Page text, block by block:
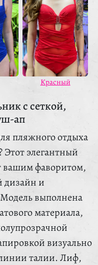
Красный
с сеткой,
ап
пляжного отдыха
Этот элегантный
вашим фаворитом,
дизайн и
выполнена
материала,
визуально
талии. Лиф,